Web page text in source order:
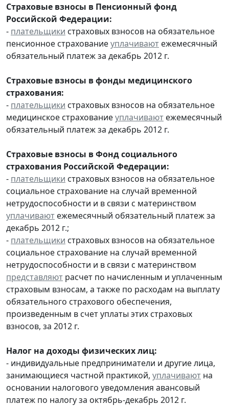
Страховые взносы в Пенсионный фонд
Российской Федерации:
- плательщики страховых взносов на обязательное
пенсионное страхованиеуплачивают ежемесячный
обязательный платеж за декабрь 2012 г.
Страховые взносы в фонды медицинского
страхования:
- плательщики страховых взносов на обязательное
медицинское страхованиеуплачивают ежемесячный
обязательный платеж за декабрь 2012 г.
Страховые взносы в Фонд социального
страхования Российской Федерации:
- плательщики страховых взносов на обязательное
социальное страхование на случай временной
нетрудоспособности и в связи с материнством
уплачивают ежемесячный обязательный платеж за
декабрь 2012 г.;
- плательщики страховых взносов на обязательное
социальное страхование на случай временной
нетрудоспособности и в связи с материнством
представляют расчет по начисленным и уплаченным
страховым взносам, а также по расходам на выплату
обязательного страхового обеспечения,
произведенным в счет уплаты этих страховых
взносов, за 2012 г.
Налог на доходы физических лиц:
- индивидуальные предприниматели и другие лица,
занимающиеся частной практикой, уплачивают на
основании налогового уведомления авансовый
платеж по налогу за октябрь-декабрь 2012 г.